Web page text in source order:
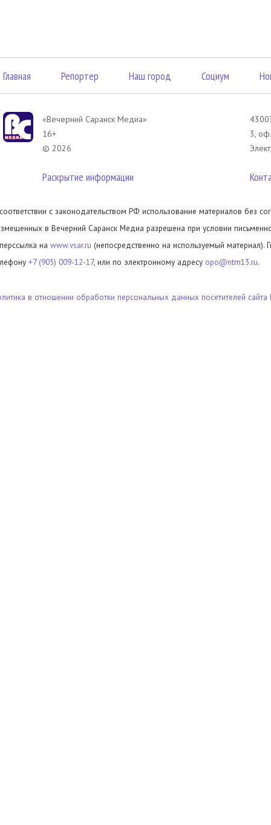
Главная Репортер Наш город Социум
«Вечерний Саранск Mедиа»
16+
© 2026
Раскрытие информации
3,
с законодательством РФ использование материалов без
в Вечерний Саранск Медиа разрешена при условии
на www.vsar.ru (непосредственно на используемый материал).
+7 (905) 009-12-17, или по электронному адресу opo@ntm13.ru.
в отношении обработки персональных данных посетителей